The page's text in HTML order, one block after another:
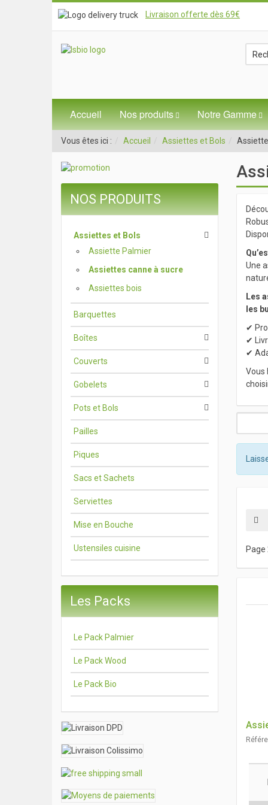
Livraison offerte dès 69€
Accueil Nos produits Notre Gamme
Vous êtes ici : Accueil Assiettes et Bols
Une
Les
les
✔
✔
✔
Vous
Page
NOS PRODUITS
Assiettes et Bols
Assiette Palmier
Assiettes canne à sucre
Assiettes bois
Barquettes
Boîtes
Couverts
Gobelets
Pots et Bols
Pailles
Piques
Sacs et Sachets
Serviettes
Mise en Bouche
Ustensiles cuisine
Les Packs
Le Pack Palmier
Le Pack Wood
Le Pack Bio